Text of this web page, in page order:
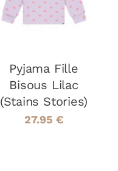
PRODUIT
A
OPTIONS
PEUVENT
ÊTRE
CHOISIES
SUR
DÉTAILS
Pyjama Fille
Bisous Lilac
(Stains Stories)
27.95 €